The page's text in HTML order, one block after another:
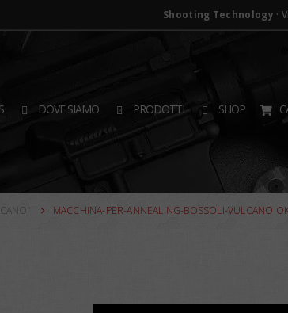
Shooting Technology ·
DOVE SIAMO PRODOTTI SHOP
MACCHINA-PER-ANNEALING-BOSSOLI-VULCANO